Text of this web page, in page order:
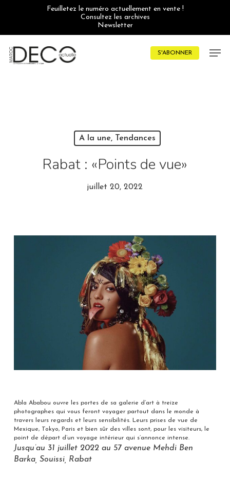
Feuilletez le numéro actuellement en vente !
Consultez les archives
Newsletter
S'ABONNER
A la une, Tendances
Rabat : «Points de vue»
juillet 20, 2022
Abla Ababou ouvre les portes de sa galerie d’art à treize
photographes qui vous feront voyager partout dans le monde à
travers leurs regards et leurs sensibilités. Leurs prises de vue de
Mexique, Tokyo, Paris et bien sûr des villes sont, pour les visiteurs, le
point de départ d’un voyage intérieur qui s’annonce intense.
Jusqu’au 31 juillet 2022 au 57 avenue Mehdi Ben
Barka, Souissi, Rabat